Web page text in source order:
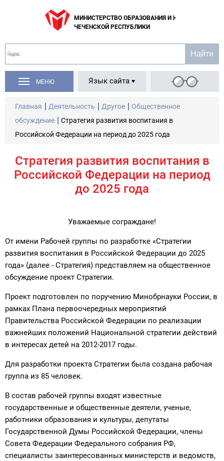
МИНИСТЕРСТВО ОБРАЗОВАНИЯ И НАУКИ
ЧЕЧЕНСКОЙ РЕСПУБЛИКИ
МЕНЮ Язык сайта
Главная Деятельность Другое
Общественное
обсуждение
Стратегия развития воспитания в
Российской Федерации на период до 2025 года
Стратегия развития воспитания в
Российской Федерации на период
до 2025 года
Уважаемые сограждане!
От имени Рабочей группы по разработке «Стратегии
развития воспитания в Российской Федерации до 2025
года» (далее - Стратегия) представляем на общественное
обсуждение проект Стратегии.
Проект подготовлен по поручению Минобрнауки России, в
рамках Плана первоочередных мероприятий
Правительства Российской Федерации по реализации
важнейших положений Национальной стратегии действий
в интересах детей на 2012-2017 годы.
Для разработки проекта Стратегии была создана рабочая
группа из 85 человек.
В состав рабочей группы входят известные
государственные и общественные деятели, ученые,
работники образования и культуры, депутаты
Государственной Думы Российской Федерации, члены
Совета Федерации Федерального собрания РФ,
специалисты заинтересованных министерств и ведомств,